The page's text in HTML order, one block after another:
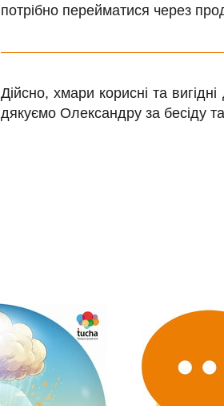
потрібно перейматися через
Дійсно, хмари корисні та
дякуємо Олександру за бесіду